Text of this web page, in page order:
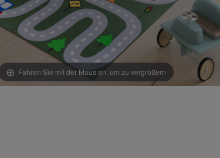
Fahren Sie mit der Maus an, um zu vergrößern